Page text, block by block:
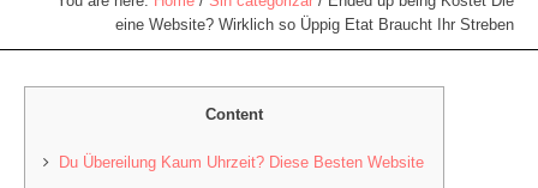
eine Website? Wirklich so Üppig Etat Braucht Ihr Streben
Content
Du Übereilung Kaum Uhrzeit? Diese Besten Website